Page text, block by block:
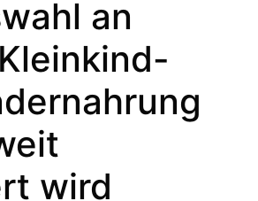
an
wird